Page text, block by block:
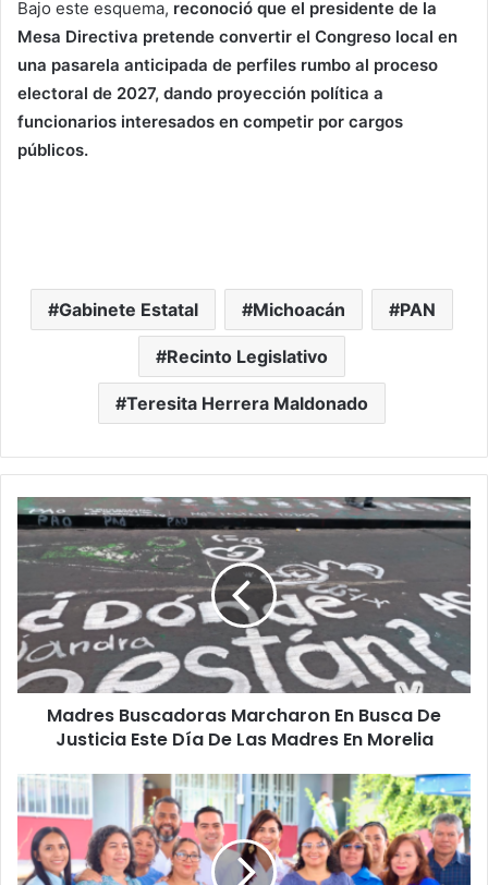
Bajo este esquema, reconoció que el presidente de la
Mesa Directiva pretende convertir el Congreso local en
una pasarela anticipada de perfiles rumbo al proceso
electoral de 2027, dando proyección política a
funcionarios interesados en competir por cargos
públicos.
Gabinete Estatal Michoacán PAN
Recinto Legislativo
Teresita Herrera Maldonado
Madres
Buscadoras
Marcharon
Busca
De
Justicia
Este
Día
En
Morelia
Madres Buscadoras Marcharon En Busca De
Justicia Este Día De Las Madres En Morelia
"Maestras
Que
Son
Madres
Son